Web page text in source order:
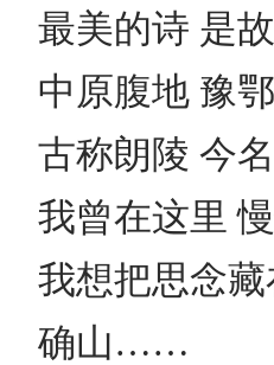
最美的诗 是
中原腹地 豫
古称朗陵 今
我曾在这里
我想把思念藏
确山……